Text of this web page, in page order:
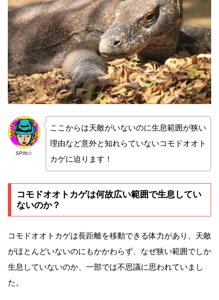
SPIN☆
ここからは天敵がいないのに生息範囲が狭い
理由など意外と知れらていないコモドオオト
カゲに迫ります！
コモドオオトカゲは何故広い範囲で生息してい
ないのか？
コモドオオトカゲは長距離を移動できる体力があり、天敵
がほとんどいないのにもかかわらず、なぜ狭い範囲でしか
生息していないのか、一部では不思議に思われていまし
た。